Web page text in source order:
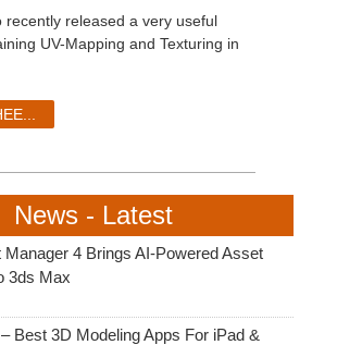
recently released a very useful
UV-Mapping and Texturing in
News - Latest
Manager 4 Brings AI-Powered Asset
3ds Max
Best 3D Modeling Apps For iPad &